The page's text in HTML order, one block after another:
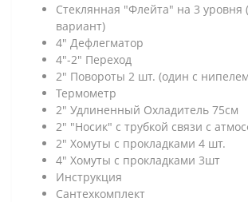
Стеклянная "Флейта" на 3 уровня
вариант)
4" Дефлегматор
4"-2" Переход
2" Повороты 2 шт. (один с
Термометр
2" Удлиненный Охладитель 75см
2" "Носик" с трубкой связи с
2" Хомуты с прокладками 4 шт.
4" Хомуты с прокладками 3шт
Инструкция
Сантехкомплект